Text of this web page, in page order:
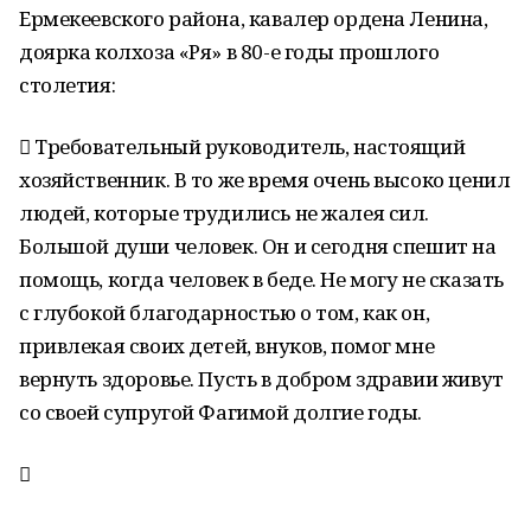
Ермекеевского района, кавалер ордена Ленина,
доярка колхоза «Ря» в 80-е годы прошлого
столетия:
 Требовательный руководитель, настоящий
хозяйственник. В то же время очень высоко ценил
людей, которые трудились не жалея сил.
Большой души человек. Он и сегодня спешит на
помощь, когда человек в беде. Не могу не сказать
с глубокой благодарностью о том, как он,
привлекая своих детей, внуков, помог мне
вернуть здоровье. Пусть в добром здравии живут
со своей супругой Фагимой долгие годы.
